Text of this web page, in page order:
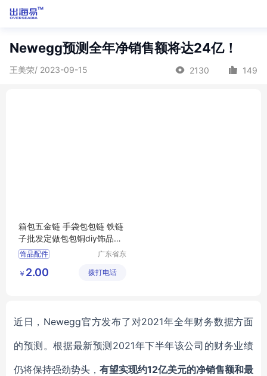
Newegg预测全年净销售额将达24亿！
王美荣/ 2023-09-15 2130 149
箱包五金链 手袋包包链 铁链
子批发定做包包铜diy饰品配
件
饰品配件
广东省东
镇锦厦社
￥ 2.00 拨打电话
近日， Newegg官方发布了对2021年全年财务数据方面
的预测。根据最新预测 2021年下半年该公司 的财务业绩
仍将保持强劲势头， 有望实现约12亿美元的净销售额和最